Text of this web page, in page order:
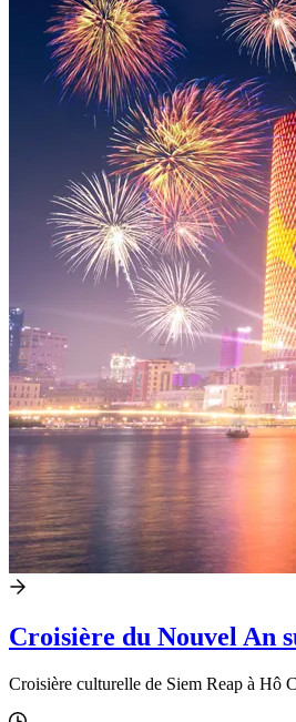
Croisière du Nouvel An
Croisière culturelle de Siem Reap à